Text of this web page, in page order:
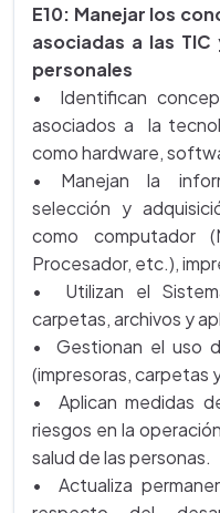
E10: Manejar los
asociadas a las
personales
• Identifican
asociados a la
como hardware,
• Manejan la
selección y
como computador
Procesador, etc.),
• Utilizan el
carpetas, archivos y
• Gestionan el uso
(impresoras, carpetas
• Aplican medidas
riesgos en la
salud de las personas.
• Actualiza